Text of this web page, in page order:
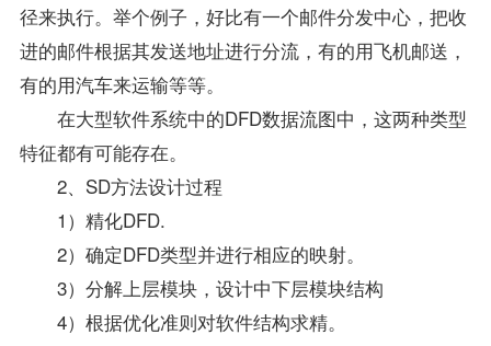
径来执行。举个例子，好比有一个邮件分发中心，把收
进的邮件根据其发送地址进行分流，有的用飞机邮送，
有的用汽车来运输等等。
在大型软件系统中的DFD数据流图中，这两种类型
特征都有可能存在。
2、SD方法设计过程
1）精化DFD.
2）确定DFD类型并进行相应的映射。
3）分解上层模块，设计中下层模块结构
4）根据优化准则对软件结构求精。